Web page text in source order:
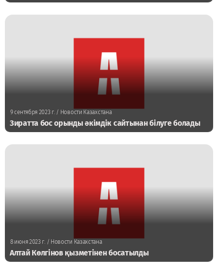
9 сентября 2023 г./ Новости Казахстана
Зиратта бос орынды әкімдік сайтынан білуге болады
8 июня 2023 г./ Новости Казахстана
Алтай Көлгінов қызметінен босатылды